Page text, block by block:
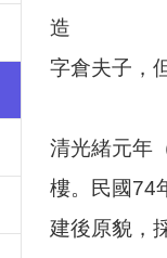
造
字倉夫子，
清光緒元年
樓。民國74
建後原貌，